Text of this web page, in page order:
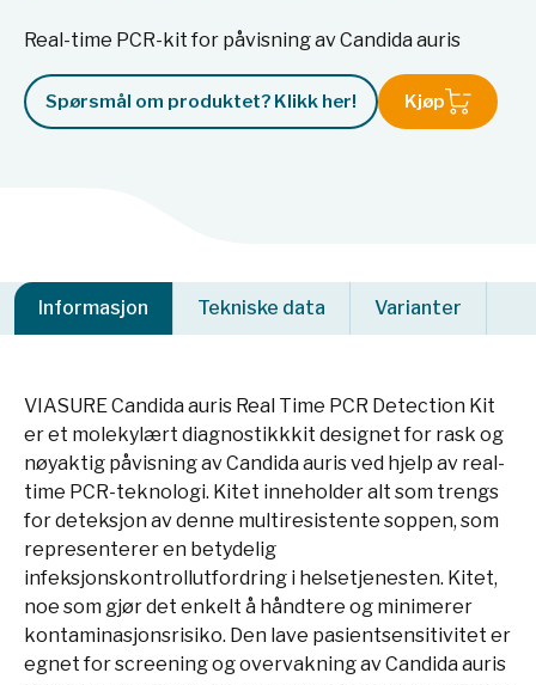
Real-time PCR-kit for påvisning av Candida auris
Spørsmål om produktet? Klikk her! Kjøp
Informasjon Tekniske data Varianter
VIASURE Candida auris Real Time PCR Detection Kit
er et molekylært diagnostikkkit designet for rask og
nøyaktig påvisning av Candida auris ved hjelp av real-
time PCR-teknologi. Kitet inneholder alt som trengs
for deteksjon av denne multiresistente soppen, som
representerer en betydelig
infeksjonskontrollutfordring i helsetjenesten. Kitet,
noe som gjør det enkelt å håndtere og minimerer
kontaminasjonsrisiko. Den lave pasientsensitivitet er
egnet for screening og overvakning av Candida auris